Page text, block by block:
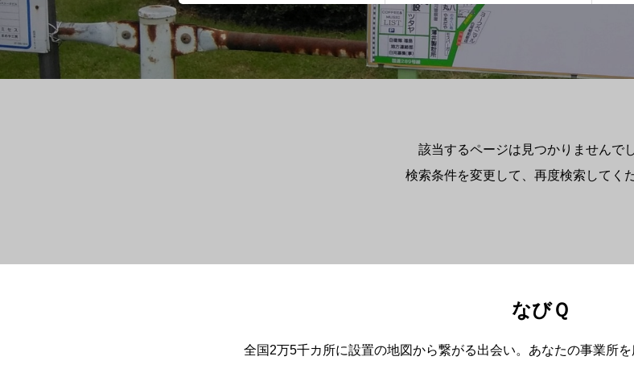
該当するページは見つかりませんでし
検索条件を変更して、再度検索してく
なびＱ
全国2万5千カ所に設置の地図から繋がる出会い。あなたの事業所